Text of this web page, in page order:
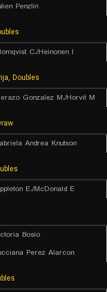
Penzlin
C./Heinonen I.
Doubles
Gonzalez M./Horvit M.
Andrea Knutson
E./McDonald E.
Bosio
Perez Alarcon